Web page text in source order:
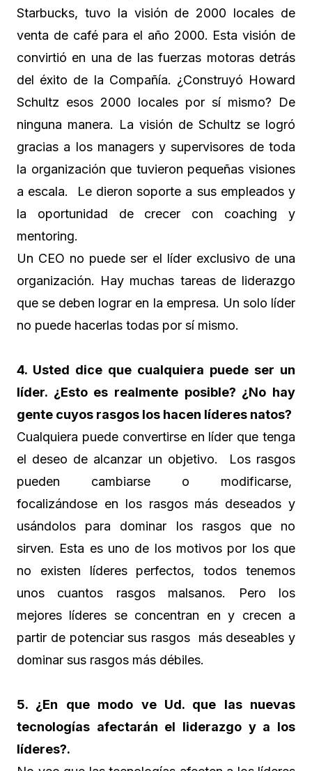
Starbucks, tuvo la visión de 2000 locales de
venta de café para el año 2000. Esta visión de
convirtió en una de las fuerzas motoras detrás
del éxito de la Compañía. ¿Construyó Howard
Schultz esos 2000 locales por sí mismo? De
ninguna manera. La visión de Schultz se logró
gracias a los managers y supervisores de toda
la organización que tuvieron pequeñas visiones
a escala. Le dieron soporte a sus empleados y
la oportunidad de crecer con coaching y
mentoring.
Un CEO no puede ser el líder exclusivo de una
organización. Hay muchas tareas de liderazgo
que se deben lograr en la empresa. Un solo líder
no puede hacerlas todas por sí mismo.
4. Usted dice que cualquiera puede ser un
líder. ¿Esto es realmente posible? ¿No hay
gente cuyos rasgos los hacen líderes natos?
Cualquiera puede convertirse en líder que tenga
el deseo de alcanzar un objetivo. Los rasgos
pueden cambiarse o modificarse,
focalizándose en los rasgos más deseados y
usándolos para dominar los rasgos que no
sirven. Esta es uno de los motivos por los que
no existen líderes perfectos, todos tenemos
unos cuantos rasgos malsanos. Pero los
mejores líderes se concentran en y crecen a
partir de potenciar sus rasgos más deseables y
dominar sus rasgos más débiles.
5. ¿En que modo ve Ud. que las nuevas
tecnologías afectarán el liderazgo y a los
líderes?.